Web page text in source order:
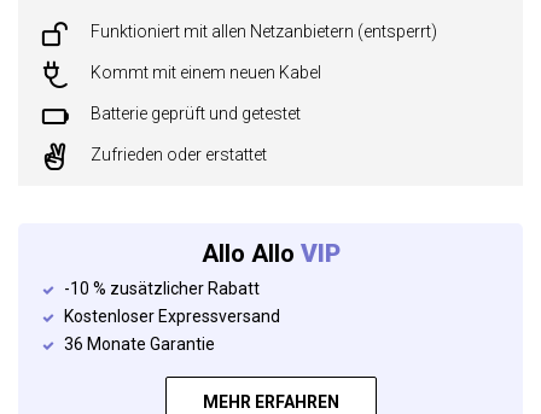
Funktioniert mit allen Netzanbietern (entsperrt)
Kommt mit einem neuen Kabel
Batterie geprüft und getestet
Zufrieden oder erstattet
Allo Allo VIP
-10 % zusätzlicher Rabatt
Kostenloser Expressversand
36 Monate Garantie
MEHR ERFAHREN